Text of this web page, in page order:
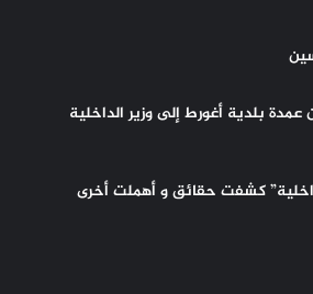
بلدية أغورط إلى وزير الداخلية
كشفت حقائق و أهملت أخرى